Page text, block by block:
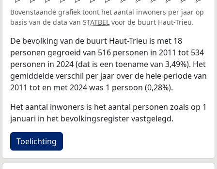
Bovenstaande grafiek toont het aantal inwoners per jaar op
basis van de data van STATBEL voor de buurt Haut-Trieu.
De bevolking van de buurt Haut-Trieu is met 18
personen gegroeid van 516 personen in 2011 tot 534
personen in 2024 (dat is een toename van 3,49%). Het
gemiddelde verschil per jaar over de hele periode van
2011 tot en met 2024 was 1 persoon (0,28%).
Het aantal inwoners is het aantal personen zoals op 1
januari in het bevolkingsregister vastgelegd.
Toelichting